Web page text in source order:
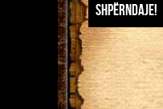
Shpërndaje!